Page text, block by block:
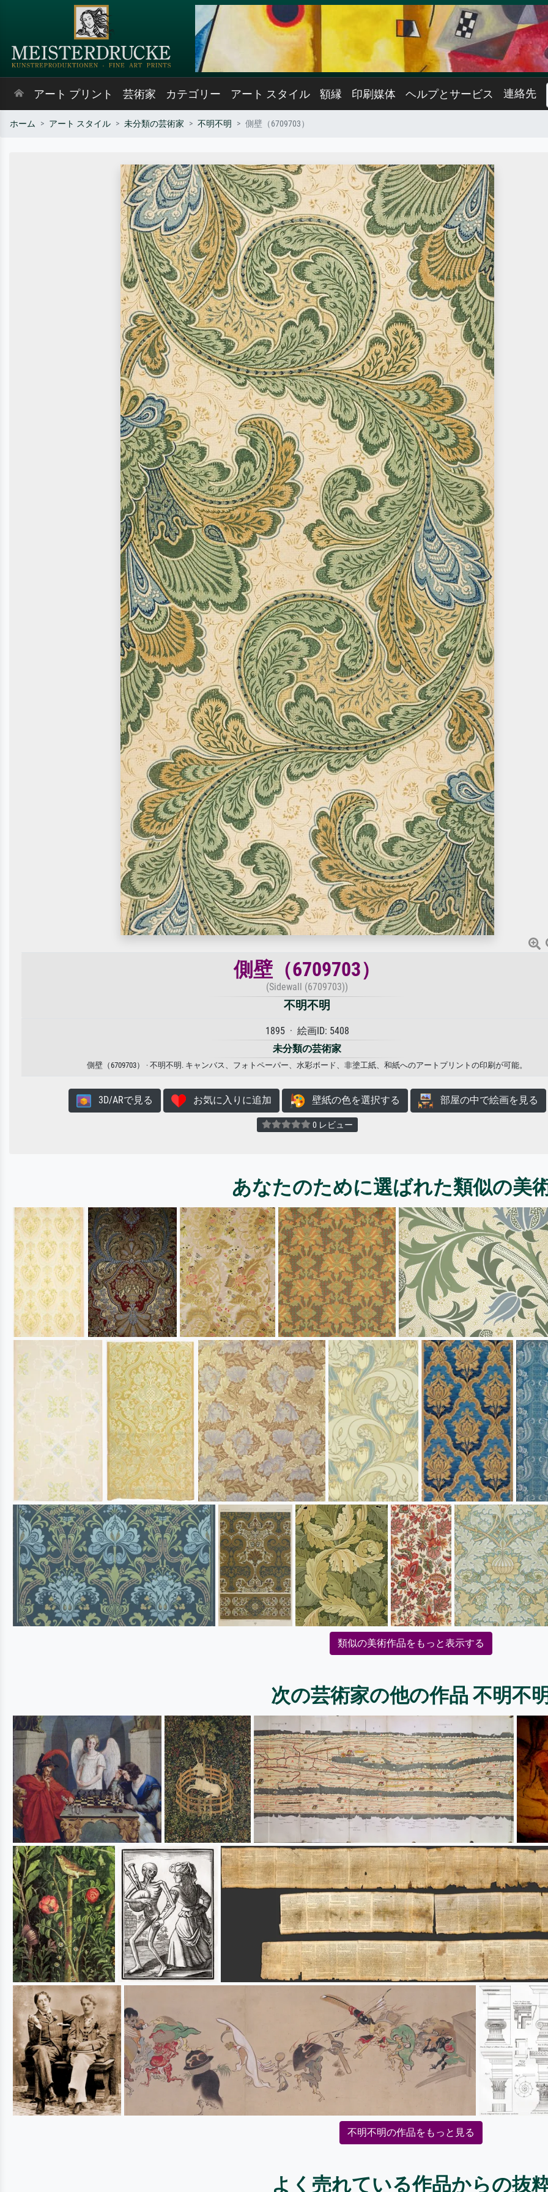
アート プリント 芸術家 カテゴリー アート スタイル 額縁 印刷媒体 ヘルプとサービス 連絡先
ホーム アート スタイル 未分類の芸術家 不明不明 側壁（6709703）
側壁（6709703）
(Sidewall (6709703))
不明不明
1895 · 絵画ID: 5408
未分類の芸術家
側壁（6709703） · 不明不明. キャンバス、フォトペーパー、水彩ボード、非塗工紙、和紙へのアートプリントの印刷が可能。
3D/ARで見る お気に入りに追加 壁紙の色を選択する 部屋の中で絵画を見る
0 レビュー
あなたのために選ばれた類似の美
類似の美術作品をもっと表示する
次の芸術家の他の作品 不明不
不明不明の作品をもっと見る
よく売れている作品からの抜